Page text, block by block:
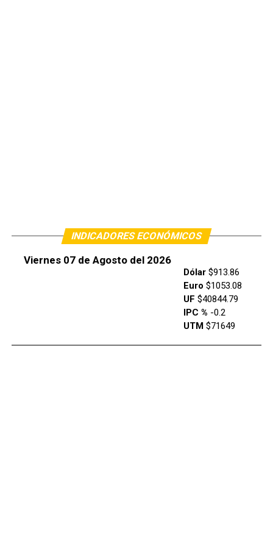
INDICADORES ECONÓMICOS
Viernes 07 de Agosto del 2026
Dólar$913.86
Euro $1053.08
UF $40844.79
IPC % -0.2
UTM$71649